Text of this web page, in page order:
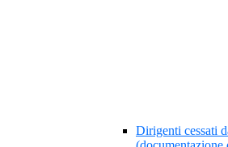
Dirigenti cessati